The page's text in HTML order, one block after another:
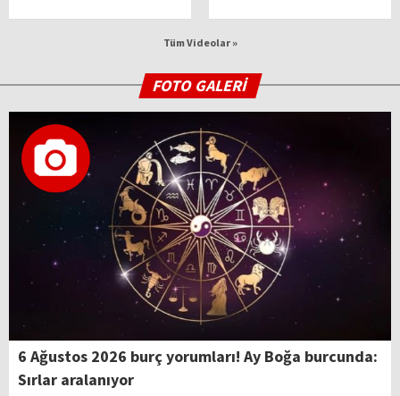
Tüm Videolar »
FOTO GALERİ
6 Ağustos 2026 burç yorumları! Ay Boğa burcunda:
Sırlar aralanıyor